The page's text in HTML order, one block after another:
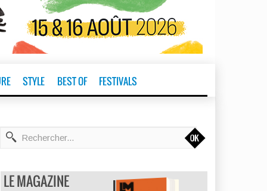
STYLE BEST OF FESTIVALS
t
LE MAGAZINE